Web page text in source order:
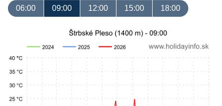
06:00 09:00 12:00 15:00 18:00